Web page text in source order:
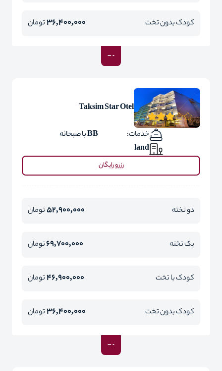
کودک بدون تخت 36,400,000تومان
Taksim Star Otel
خدمات:
BB با صبحانه
land
رزرو رایگان
دو تخته 52,900,000تومان
یک تخته 69,700,000تومان
کودک با تخت 46,900,000تومان
کودک بدون تخت 36,400,000تومان